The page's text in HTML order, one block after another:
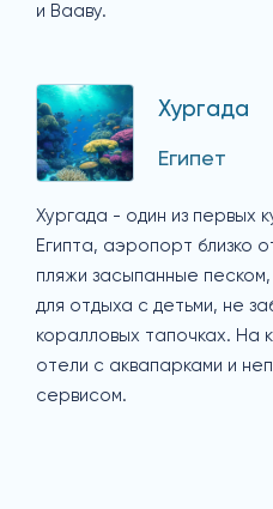
и Вааву.
Хургада
Египет
Хургада - один из первых
Египта, аэропорт близко
пляжи засыпанные
для отдыха с детьми, не
коралловых тапочках. На
отели с аквапарками и
сервисом.